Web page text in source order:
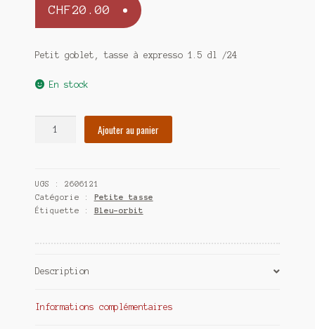
CHF20.00
Petit goblet, tasse à expresso 1.5 dl /24
En stock
tasse
à
expresso
dl
Ajouter au panier
UGS : 2606121
Catégorie : Petite tasse
Étiquette : Bleu-orbit
Description
Informations complémentaires